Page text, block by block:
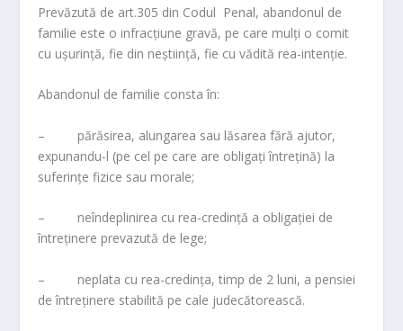
s
r
o
o
ă
Prevăzută de art.305 din Codul Penal, abandonul de
familie este o infracţiune gravă, pe care mulţi o comit
cu uşurinţă, fie din neştiinţă, fie cu vădită rea-intenţie.
Abandonul de familie consta în:
– părăsirea, alungarea sau lăsarea fără ajutor,
expunandu-l (pe cel pe care are obligaţi întreţină) la
suferinţe fizice sau morale;
– neîndeplinirea cu rea-credinţă a obligaţiei de
întreţinere prevazută de lege;
– neplata cu rea-credinţa, timp de 2 luni, a pensiei
de întreţinere stabilită pe cale judecătorească.